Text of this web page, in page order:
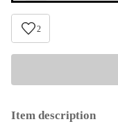
2
Item description